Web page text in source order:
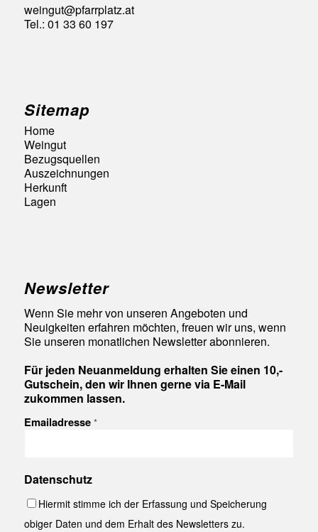
weingut@pfarrplatz.at
Tel.: 01 33 60 197
Sitemap
Home
Weingut
Bezugsquellen
Auszeichnungen
Herkunft
Lagen
Newsletter
Wenn Sie mehr von unseren Angeboten und
Neuigkeiten erfahren möchten, freuen wir uns, wenn
Sie unseren monatlichen Newsletter abonnieren.
Für jeden Neuanmeldung erhalten Sie einen 10,-
Gutschein, den wir Ihnen gerne via E-Mail
zukommen lassen.
Emailadresse *
Datenschutz
Hiermit stimme ich der Erfassung und Speicherung
obiger Daten und dem Erhalt des Newsletters zu.